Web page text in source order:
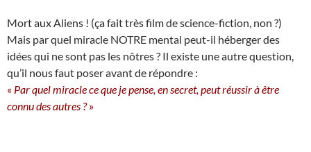
Mort aux Aliens ! (ça fait très film de science-fiction, non ?)
Mais par quel miracle NOTRE mental peut-il héberger des
idées qui ne sont pas les nôtres ? Il existe une autre question,
qu’il nous faut poser avant de répondre :
« Par quel miracle ce que je pense, en secret, peut réussir à être
connu des autres ?»